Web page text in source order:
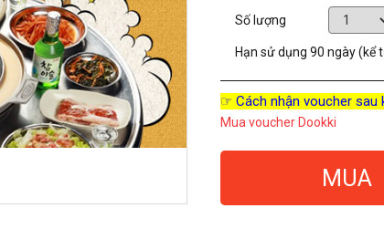
Số lượng
Hạn sử dụng 90 ngày (kể
☞ Cách nhận voucher sau
Mua voucher Dookki
MUA